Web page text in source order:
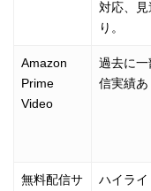
対応、
り。
Amazon
Prime
Video
過去に
信実績あ
無料配信サ
ハイラ